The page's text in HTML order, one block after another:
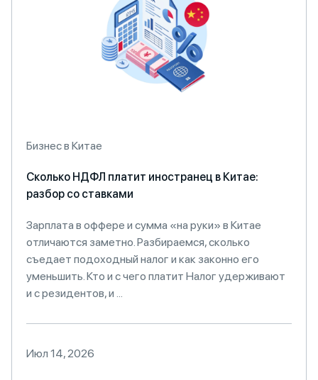
Бизнес в Китае
Сколько НДФЛ платит иностранец в Китае:
разбор со ставками
Зарплата в оффере и сумма «на руки» в Китае
отличаются заметно. Разбираемся, сколько
съедает подоходный налог и как законно его
уменьшить. Кто и с чего платит Налог удерживают
и с резидентов, и ...
Июл 14, 2026